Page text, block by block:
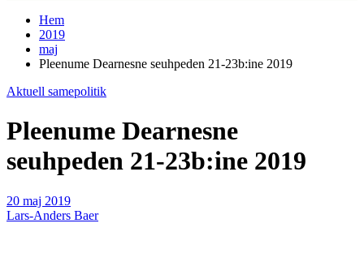
Hem
2019
maj
Pleenume Dearnesne seuhpeden 21-23b:ine 2019
Aktuell samepolitik
Pleenume Dearnesne
seuhpeden 21-23b:ine 2019
20 maj 2019
Lars-Anders Baer